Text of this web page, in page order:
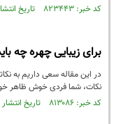
کد خبر: ۸۲۳۴۴۳ تاریخ انتشار : ۱۴۰۲/۰۳/۱۳
برای زیبایی چهره چه باید کرد (22
در این مقاله سعی داریم به
نکات، شما فردی خوش ظاهر
کد خبر: ۸۱۳۰۸۶ تاریخ انتشار : ۱۴۰۱/۱۱/۰۷